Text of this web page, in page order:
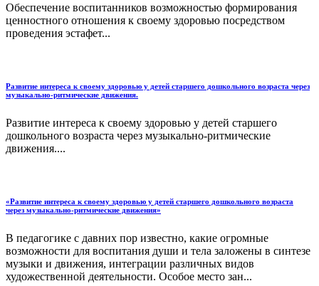
Обеспечение воспитанников возможностью формирования
ценностного отношения к своему здоровью посредством
проведения эстафет...
Развитие интереса к своему здоровью у детей старшего дошкольного возраста через
музыкально-ритмические движения.
Развитие интереса к своему здоровью у детей старшего
дошкольного возраста через музыкально-ритмические
движения....
«Развитие интереса к своему здоровью у детей старшего дошкольного возраста
через музыкально-ритмические движения»
В педагогике с давних пор известно, какие огромные
возможности для воспитания души и тела заложены в синтезе
музыки и движения, интеграции различных видов
художественной деятельности. Особое место зан...